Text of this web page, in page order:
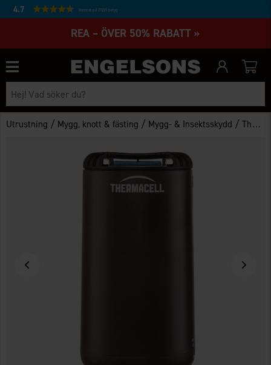
4.7 Baserat på 27231 betyg
REA – ÖVER 50% RABATT »
Utrustning / Mygg, knott & fästing / Mygg- & Insektsskydd /Thermacell Mini Halo, Grafit